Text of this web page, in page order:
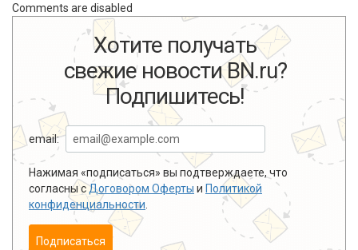
Comments are disabled
Хотите получать
свежие новости BN.ru?
Подпишитесь!
email:
Нажимая «подписаться» вы подтверждаете, что
согласны сДоговором Оферты и Политикой
конфиденциальности
Подписаться